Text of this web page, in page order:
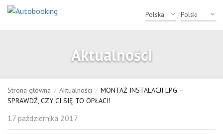
/
Aktualności
Strona główna / Aktualności / MONTAŻ INSTALACJI LPG –
SPRAWDŹ, CZY CI SIĘ TO OPŁACI!
17 października 2017